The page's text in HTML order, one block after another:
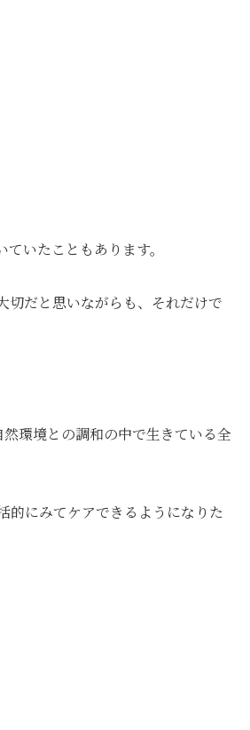
いたこともあります。
切だと思いながらも、それだけで
環境との調和の中で生きている全
的にみてケアできるようになりた